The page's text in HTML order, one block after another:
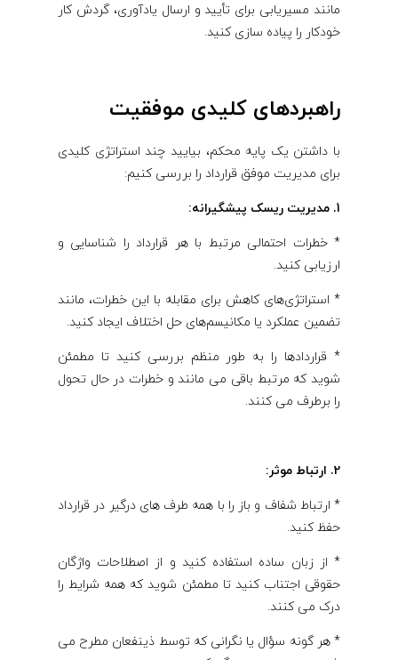
مانند مسیریابی برای تأیید و ارسال یادآوری، گردش کار
خودکار را پیاده سازی کنید.
راهبردهای کلیدی موفقیت
با داشتن یک پایه محکم، بیایید چند استراتژی کلیدی
برای مدیریت موفق قرارداد را بررسی کنیم:
1. مدیریت ریسک پیشگیرانه:
* خطرات احتمالی مرتبط با هر قرارداد را شناسایی و
ارزیابی کنید.
* استراتژی‌های کاهش برای مقابله با این خطرات، مانند
تضمین عملکرد یا مکانیسم‌های حل اختلاف ایجاد کنید.
* قراردادها را به طور منظم بررسی کنید تا مطمئن
شوید که مرتبط باقی می مانند و خطرات در حال تحول
را برطرف می کنند.
2. ارتباط موثر:
* ارتباط شفاف و باز را با همه طرف های درگیر در قرارداد
حفظ کنید.
* از زبان ساده استفاده کنید و از اصطلاحات واژگان
حقوقی اجتناب کنید تا مطمئن شوید که همه شرایط را
درک می کنند.
* هر گونه سؤال یا نگرانی که توسط ذینفعان مطرح می